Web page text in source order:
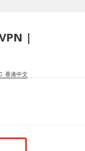
|
香港中文